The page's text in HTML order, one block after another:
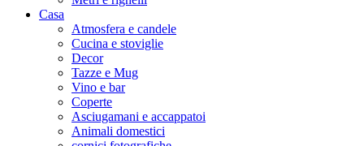
Casa
Atmosfera e candele
Cucina e stoviglie
Decor
Tazze e Mug
Vino e bar
Coperte
Asciugamani e accappatoi
Animali domestici